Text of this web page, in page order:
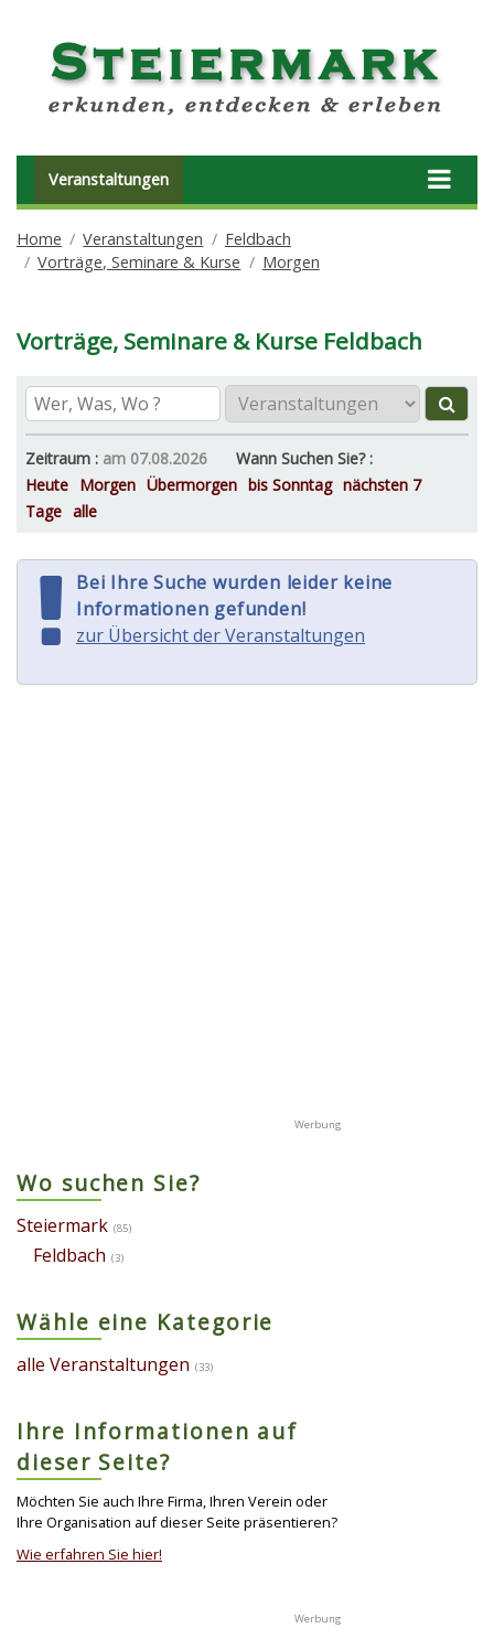
Veranstaltungen
Home Veranstaltungen
Feldbach
Vorträge, Seminare & Kurse
Morgen
Vorträge, Seminare & Kurse Feldbach
Zeitraum : am 07.08.2026
Wann Suchen Sie? :
Heute Morgen Übermorgen bis Sonntag nächsten 7
Tage alle
Bei Ihre Suche wurden leider keine
Informationen gefunden!
zur Übersicht der Veranstaltungen
Wo suchen Sie?
Steiermark (85)
Feldbach (3)
Wähle eine Kategorie
alle Veranstaltungen (33)
Ihre Informationen auf
dieser Seite?
Möchten Sie auch Ihre Firma, Ihren Verein oder
Ihre Organisation auf dieser Seite präsentieren?
Wie erfahren Sie hier!